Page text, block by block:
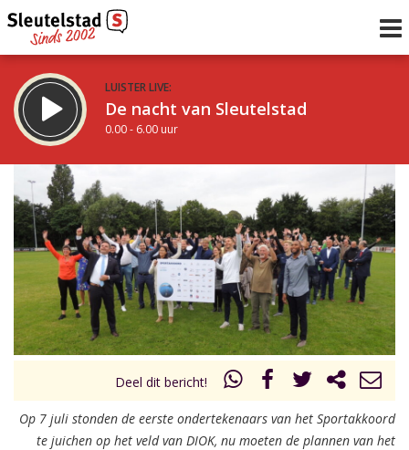
LUISTER LIVE:
De nacht van Sleutelstad
0.00 - 6.00 uur
STRAKS:
De ochtend van Sleutelstad
6.00 - 12.00 uur
Vorig uur
uur 1 van 0 Volgend uur
Inklappen
Deel dit bericht!
Op 7 juli stonden de eerste ondertekenaars van het Sportakkoord
te juichen op het veld van DIOK, nu moeten de plannen van het